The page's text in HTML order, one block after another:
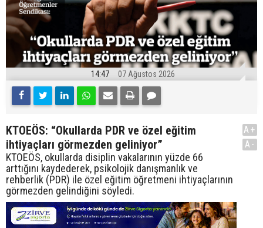
14:47 07 Ağustos 2026
KTOEÖS: “Okullarda PDR ve özel eğitim
ihtiyaçları görmezden geliniyor”
KTOEÖS, okullarda disiplin vakalarının yüzde 66
arttığını kaydederek, psikolojik danışmanlık ve
rehberlik (PDR) ile özel eğitim öğretmeni ihtiyaçlarının
görmezden gelindiğini söyledi.
A+
A-